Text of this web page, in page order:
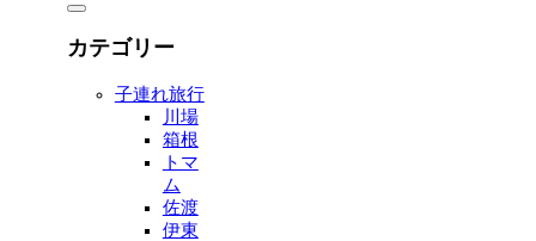
カテゴリー
子連れ旅行
川場
箱根
トマ
ム
佐渡
伊東